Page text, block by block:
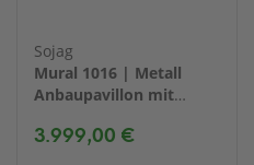
Sojag
Mural 1016 | Metall
Anbaupavillon mit
3.999,00 €